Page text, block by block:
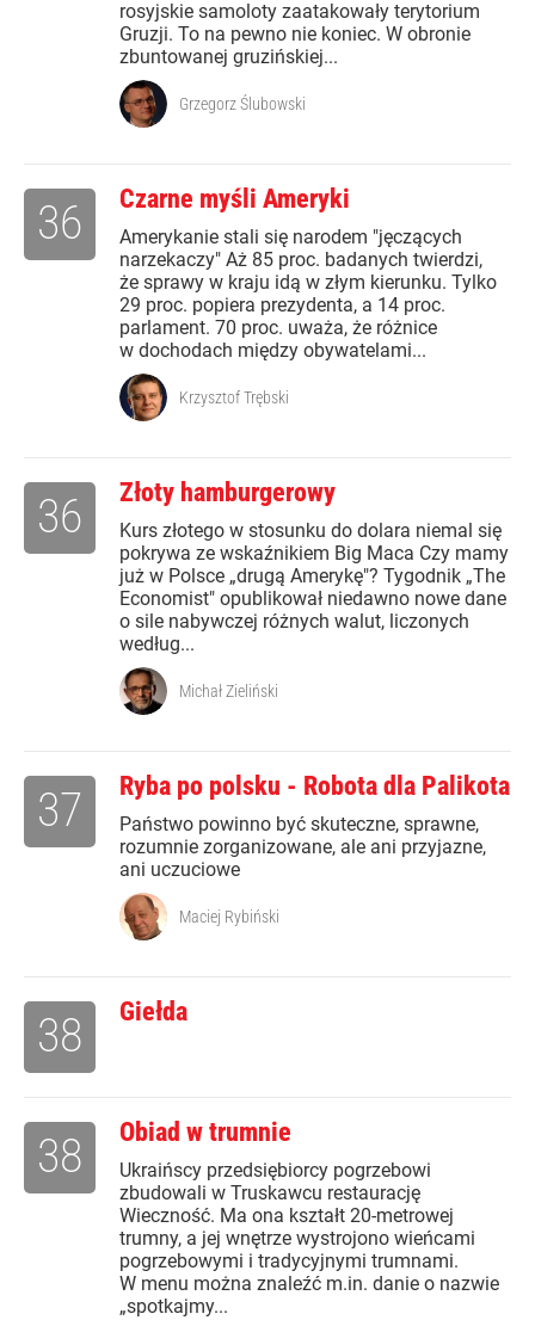
rosyjskie samoloty zaatakowały terytorium
Gruzji. To na pewno nie koniec. W obronie
zbuntowanej gruzińskiej...
Grzegorz Ślubowski
Czarne myśli Ameryki
Amerykanie stali się narodem "jęczących
narzekaczy" Aż 85 proc. badanych twierdzi,
że sprawy w kraju idą w złym kierunku. Tylko
29 proc. popiera prezydenta, a 14 proc.
parlament. 70 proc. uważa, że różnice
w dochodach między obywatelami...
36
Krzysztof Trębski
Złoty hamburgerowy
Kurs złotego w stosunku do dolara niemal się
pokrywa ze wskaźnikiem Big Maca Czy mamy
już w Polsce „drugą Amerykę"? Tygodnik „The
Economist" opublikował niedawno nowe dane
o sile nabywczej różnych walut, liczonych
według...
36
Michał Zieliński
Ryba po polsku - Robota dla Palikota
Państwo powinno być skuteczne, sprawne,
rozumnie zorganizowane, ale ani przyjazne,
ani uczuciowe
37
Maciej Rybiński
Giełda
38
Obiad w trumnie
Ukraińscy przedsiębiorcy pogrzebowi
zbudowali w Truskawcu restaurację
Wieczność. Ma ona kształt 20-metrowej
trumny, a jej wnętrze wystrojono wieńcami
pogrzebowymi i tradycyjnymi trumnami.
W menu można znaleźć m.in. danie o nazwie
„spotkajmy...
38